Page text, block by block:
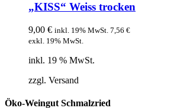
„KISS“ Weiss trocken
9,00 € inkl. 19% MwSt. 7,56 €
exkl. 19% MwSt.
inkl. 19 % MwSt.
zzgl. Versand
Öko-Weingut Schmalzried